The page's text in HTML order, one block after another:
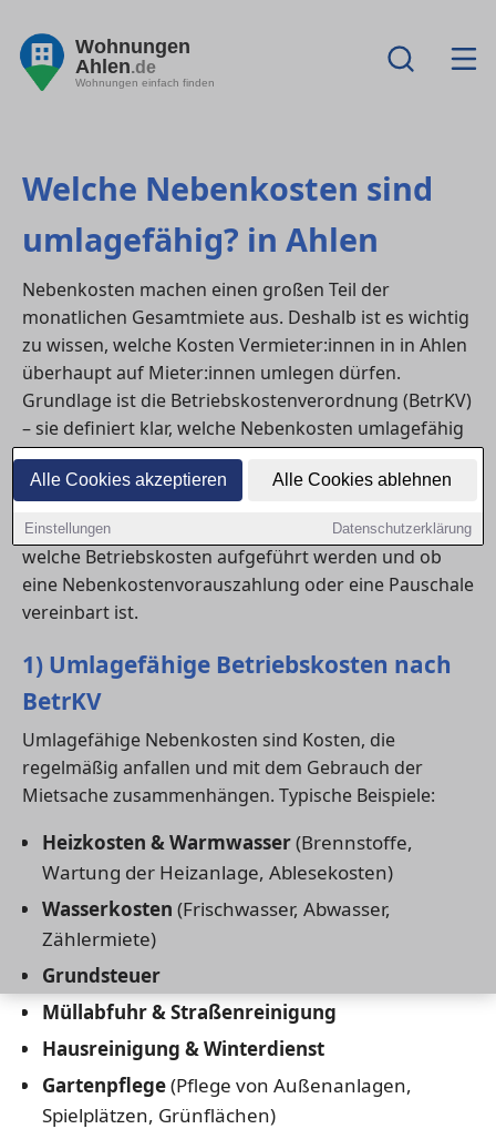
Alle Cookies akzeptieren Alle Cookies ablehnen
Einstellungen Datenschutzerklärung
Wohnungen
Ahlen.de
Wohnungen einfach finden
Welche Nebenkosten sind
umlagefähig? in Ahlen
Nebenkosten machen einen großen Teil der
monatlichen Gesamtmiete aus. Deshalb ist es wichtig
zu wissen, welche Kosten Vermieter:innen in in Ahlen
überhaupt auf Mieter:innen umlegen dürfen.
Grundlage ist die Betriebskostenverordnung (BetrKV)
– sie definiert klar, welche Nebenkosten umlagefähig
sind und welche nicht.
Wer eine neuewohnung in Ahlen
schon beim Abschluss des Mietvertrags prüfen,
welche Betriebskosten aufgeführt werden und ob
eine Nebenkostenvorauszahlung oder eine Pauschale
vereinbart ist.
1) Umlagefähige Betriebskosten nach
BetrKV
Umlagefähige Nebenkosten sind Kosten, die
regelmäßig anfallen und mit dem Gebrauch der
Mietsache zusammenhängen. Typische Beispiele:
Heizkosten & Warmwasser(Brennstoffe,
Wartung der Heizanlage, Ablesekosten)
Wasserkosten (Frischwasser, Abwasser,
Zählermiete)
Grundsteuer
Müllabfuhr & Straßenreinigung
Hausreinigung & Winterdienst
Gartenpflege(Pflege von Außenanlagen,
Spielplätzen, Grünflächen)